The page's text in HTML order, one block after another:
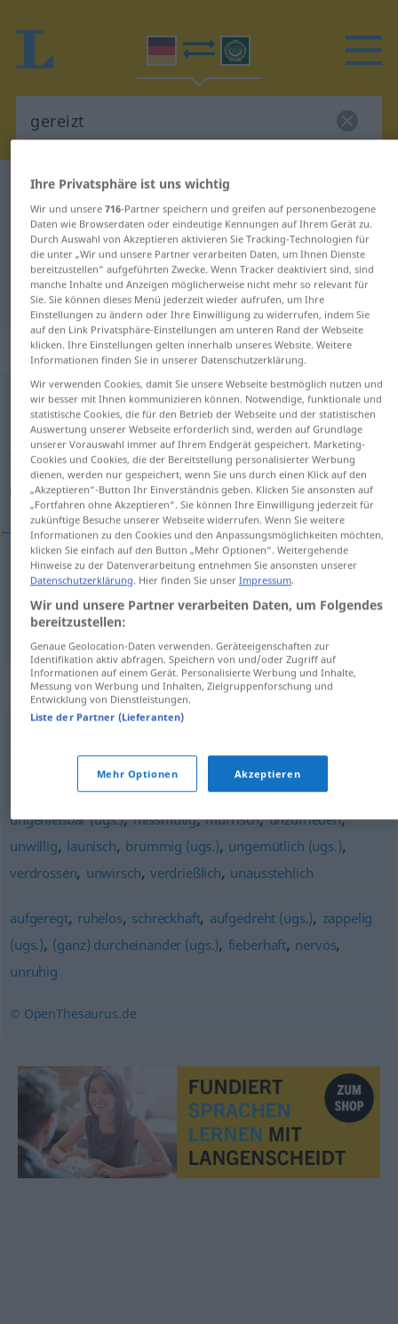
Deutsch-Arabisch Wörterbuch
Deutsch-Arabisch Übersetzung für
"gereizt"
"gereizt" Arabisch Übersetzung
„gereizt“: Adjektiv
gereiztadj
Übersicht aller Übersetzungen
(Für mehr Details die Übersetzung anklicken/antippen)
مهاج, مستاء
مهاج[muˈhaːdʒ]
Synonyme für "gereizt"
ungenießbar (ugs.),missmutig,mürrisch,unzufrieden,
unwillig, launisch, brummig (ugs.), ungemütlich (ugs.),
verdrossen, unwirsch, verdrießlich, unausstehlich
aufgeregt, ruhelos, schreckhaft, aufgedreht (ugs.), zappelig
(ugs.), (ganz) durcheinander (ugs.), fieberhaft, nervös,
unruhig
© OpenThesaurus.de
Ihre Privatsphäre ist uns wichtig
Wir und unsere 716-Partner speichern und greifen auf personenbezogene
Daten wie Browserdaten oder eindeutige Kennungen auf Ihrem Gerät zu.
Durch Auswahl von Akzeptieren aktivieren Sie Tracking-Technologien für
die unter „Wir und unsere Partner verarbeiten Daten, um Ihnen Dienste
bereitzustellen“ aufgeführten Zwecke. Wenn Tracker deaktiviert sind, sind
manche Inhalte und Anzeigen möglicherweise nicht mehr so relevant für
Sie. Sie können dieses Menü jederzeit wieder aufrufen, um Ihre
Einstellungen zu ändern oder Ihre Einwilligung zu widerrufen, indem Sie
auf den Link Privatsphäre-Einstellungen am unteren Rand der Webseite
klicken. Ihre Einstellungen gelten innerhalb unseres Website. Weitere
Informationen finden Sie in unserer Datenschutzerklärung.
Wir verwenden Cookies, damit Sie unsere Webseite bestmöglich nutzen und
wir besser mit Ihnen kommunizieren können. Notwendige, funktionale und
statistische Cookies, die für den Betrieb der Webseite und der statistischen
Auswertung unserer Webseite erforderlich sind, werden auf Grundlage
unserer Vorauswahl immer auf Ihrem Endgerät gespeichert. Marketing-
Cookies und Cookies, die der Bereitstellung personalisierter Werbung
dienen, werden nur gespeichert, wenn Sie uns durch einen Klick auf den
„Akzeptieren“-Button Ihr Einverständnis geben. Klicken Sie ansonsten auf
„Fortfahren ohne Akzeptieren“. Sie können Ihre Einwilligung jederzeit für
zukünftige Besuche unserer Webseite widerrufen. Wenn Sie weitere
Informationen zu den Cookies und den Anpassungsmöglichkeiten möchten,
klicken Sie einfach auf den Button „Mehr Optionen“. Weitergehende
Hinweise zu der Datenverarbeitung entnehmen Sie ansonsten unserer
Datenschutzerklärung. Hier finden Sie unser Impressum.
Wir und unsere Partner verarbeiten Daten, um Folgendes
bereitzustellen:
Genaue Geolocation-Daten verwenden. Geräteeigenschaften zur
Identifikation aktiv abfragen. Speichern von und/oder Zugriff auf
Informationen auf einem Gerät. Personalisierte Werbung und Inhalte,
Messung von Werbung und Inhalten, Zielgruppenforschung und
Entwicklung von Dienstleistungen.
Liste der Partner (Lieferanten)
Mehr Optionen Akzeptieren